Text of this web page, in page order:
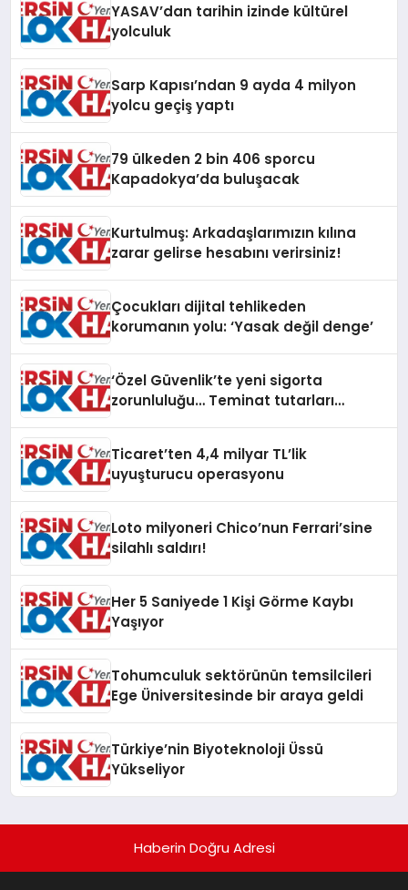
YASAV’dan tarihin izinde kültürel
yolculuk
Sarp Kapısı’ndan 9 ayda 4 milyon
yolcu geçiş yaptı
79 ülkeden 2 bin 406 sporcu
Kapadokya’da buluşacak
Kurtulmuş: Arkadaşlarımızın kılına
zarar gelirse hesabını verirsiniz!
Çocukları dijital tehlikeden
korumanın yolu: ‘Yasak değil denge’
‘Özel Güvenlik’te yeni sigorta
zorunluluğu… Teminat tutarları
Ticaret’ten 4,4 milyar TL’lik
uyuşturucu operasyonu
Loto milyoneri Chico’nun Ferrari’sine
silahlı saldırı!
Her 5 Saniyede 1 Kişi Görme Kaybı
Yaşıyor
Tohumculuk sektörünün temsilcileri
Ege Üniversitesinde bir araya geldi
Türkiye’nin Biyoteknoloji Üssü
Yükseliyor
Haberin Doğru Adresi